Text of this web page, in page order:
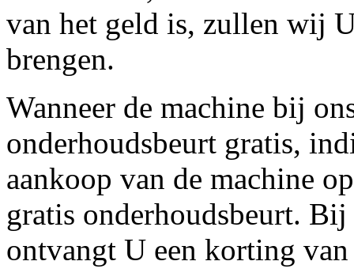
van het geld is, zullen wij
brengen.
Wanneer de machine bij
onderhoudsbeurt gratis,
aankoop van de machine
gratis onderhoudsbeurt.
ontvangt U een korting